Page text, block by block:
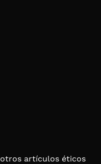
artículos éticos